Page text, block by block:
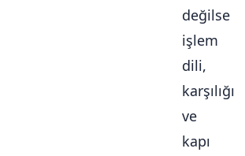
değilse
işlem
dili,
karşılığı
ve
kapı